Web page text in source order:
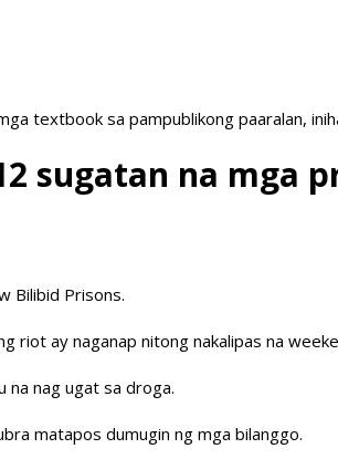
textbook sa pampublikong paaralan,
sugatan na mga
Bilibid Prisons.
ay naganap nitong nakalipas na
na nag ugat sa droga.
matapos dumugin ng mga bilanggo.